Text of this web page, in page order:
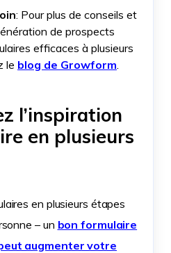
: Pour plus de conseils et
de prospects
efficaces à plusieurs
le blog de Growform.
l’inspiration
en plusieurs
en plusieurs étapes
– un bon formulaire
augmenter votre